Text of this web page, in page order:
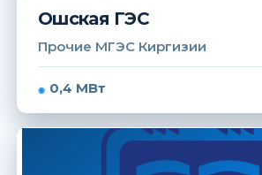
Ошская ГЭС
Прочие МГЭС Киргизии
0,4 МВт